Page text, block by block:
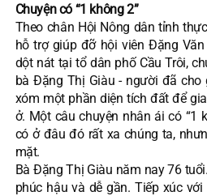
Chuyện có “1 không 2”
Theo chân Hội Nông dân tỉnh
hỗ trợ giúp đỡ hội viên Đặng
dột nát tại tổ dân phố Cầu Trôi,
bà Đặng Thị Giàu - người đã
xóm một phần diện tích đất để
ở. Một câu chuyện nhân ái có “1
có ở đâu đó rất xa chúng ta,
mặt.
Bà Đặng Thị Giàu năm nay 76
phúc hậu và dễ gần. Tiếp xúc